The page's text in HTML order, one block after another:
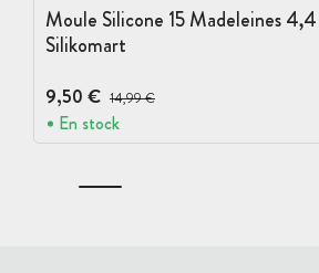
Moule Silicone 15 Madeleines
Silikomart
9,50 € Prix avant réduction :
14,99 €
En stock